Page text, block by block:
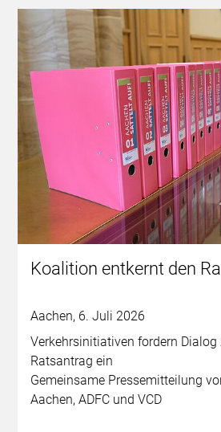
Koalition entkernt den
Aachen, 6. Juli 2026
Verkehrsinitiativen fordern Dialog
Ratsantrag ein
Gemeinsame Pressemitteilung
Aachen, ADFC und VCD